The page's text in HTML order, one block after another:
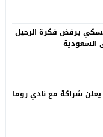
يرفض فكرة الرحيل
السعودية
شراكة مع نادي روما